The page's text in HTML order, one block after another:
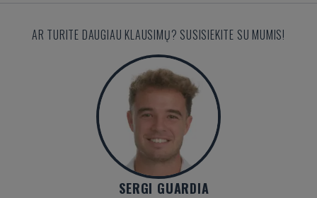
AR TURITE DAUGIAU KLAUSIMŲ? SUSISIEKITE SU MUMIS!
SERGI GUARDIA